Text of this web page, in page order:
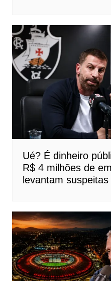
Ué? É dinheiro
R$ 4 milhões de
levantam suspeitas